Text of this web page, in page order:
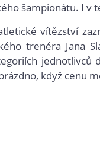
šampionátu. I v
vítězství
trenéra Jana
jednotlivců
když cenu